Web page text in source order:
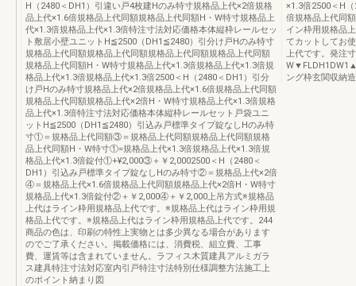
H（2480＜DH1）引違い戸4枚建Hのみ特寸規格品上代×2倍規格
品上代×1.6倍規格品上代同額規格品上代同額H・W特寸規格品上
代×1.3倍規格品上代×1.3倍特注寸法対応価格本体縦枠レールセッ
ト敷居小壁ユニットH≦2500（DH1≦2480）引分け戸Hのみ特寸
規格品上代同額規格品上代同額規格品上代同額規格品上代同額
規格品上代同額H・W特寸規格品上代×1.3倍規格品上代×1.3倍規
格品上代×1.3倍規格品上代×1.3倍2500＜H（2480＜DH1）引分
け戸Hのみ特寸規格品上代×2倍規格品上代×1.6倍規格品上代同額
規格品上代同額規格品上代×2倍H・W特寸規格品上代×1.3倍規格
品上代×1.3倍特注寸法対応価格本体縦枠レールセット戸袋ユニ
ットH≦2500（DH1≦2480）引込み戸標準タイプ錠なしHのみ特
寸①＝規格品上代同額③＝規格品上代同額規格品上代同額規格
品上代同額H・W特寸①=規格品上代×1.3倍規格品上代×1.3倍規
格品上代×1.3倍錠付①+¥2,000③＋￥2,0002500＜H（2480＜
DH1）引込み戸標準タイプ錠なしHのみ特寸②＝規格品上代×2倍
④＝規格品上代×1.6倍規格品上代同額規格品上代×2倍H・W特寸
規格品上代×1.3倍錠付②＋￥2,000④＋￥2,000上吊方式※規格品
上代はライン枠用規格品上代です。※規格品上代はライン枠用規
格品上代です。※規格品上代はライン枠用規格品上代です。244
商品の色は、印刷の特性上実物とは多少異なる場合があります
のでご了承ください。掲載価格には、消費税、組立費、工事
費、運賃等は含まれていません。ラフィス木質建具アルミガラ
ス建具特注寸法対応室内引戸特注寸法特別仕様調整方法施工上
のポイント納まり図
×1.3倍2500＜H
倍規格品上代同
イン枠用規格品
てカットしてお
上代です。発注
W▼FLDH1DW1▲
ング枠玄関収納